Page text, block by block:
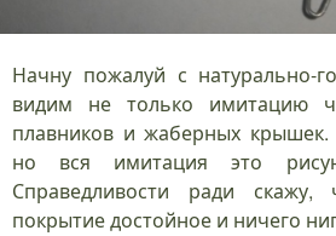
Начну пожалуй с натурально-
видим не только имитацию
плавников и жаберных
но вся имитация это
Справедливости ради скажу,
покрытие достойное и ничего